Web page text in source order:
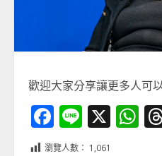
歡迎大家分享讓更多人可
Facebook
Line
X
瀏覽人數： 1,061